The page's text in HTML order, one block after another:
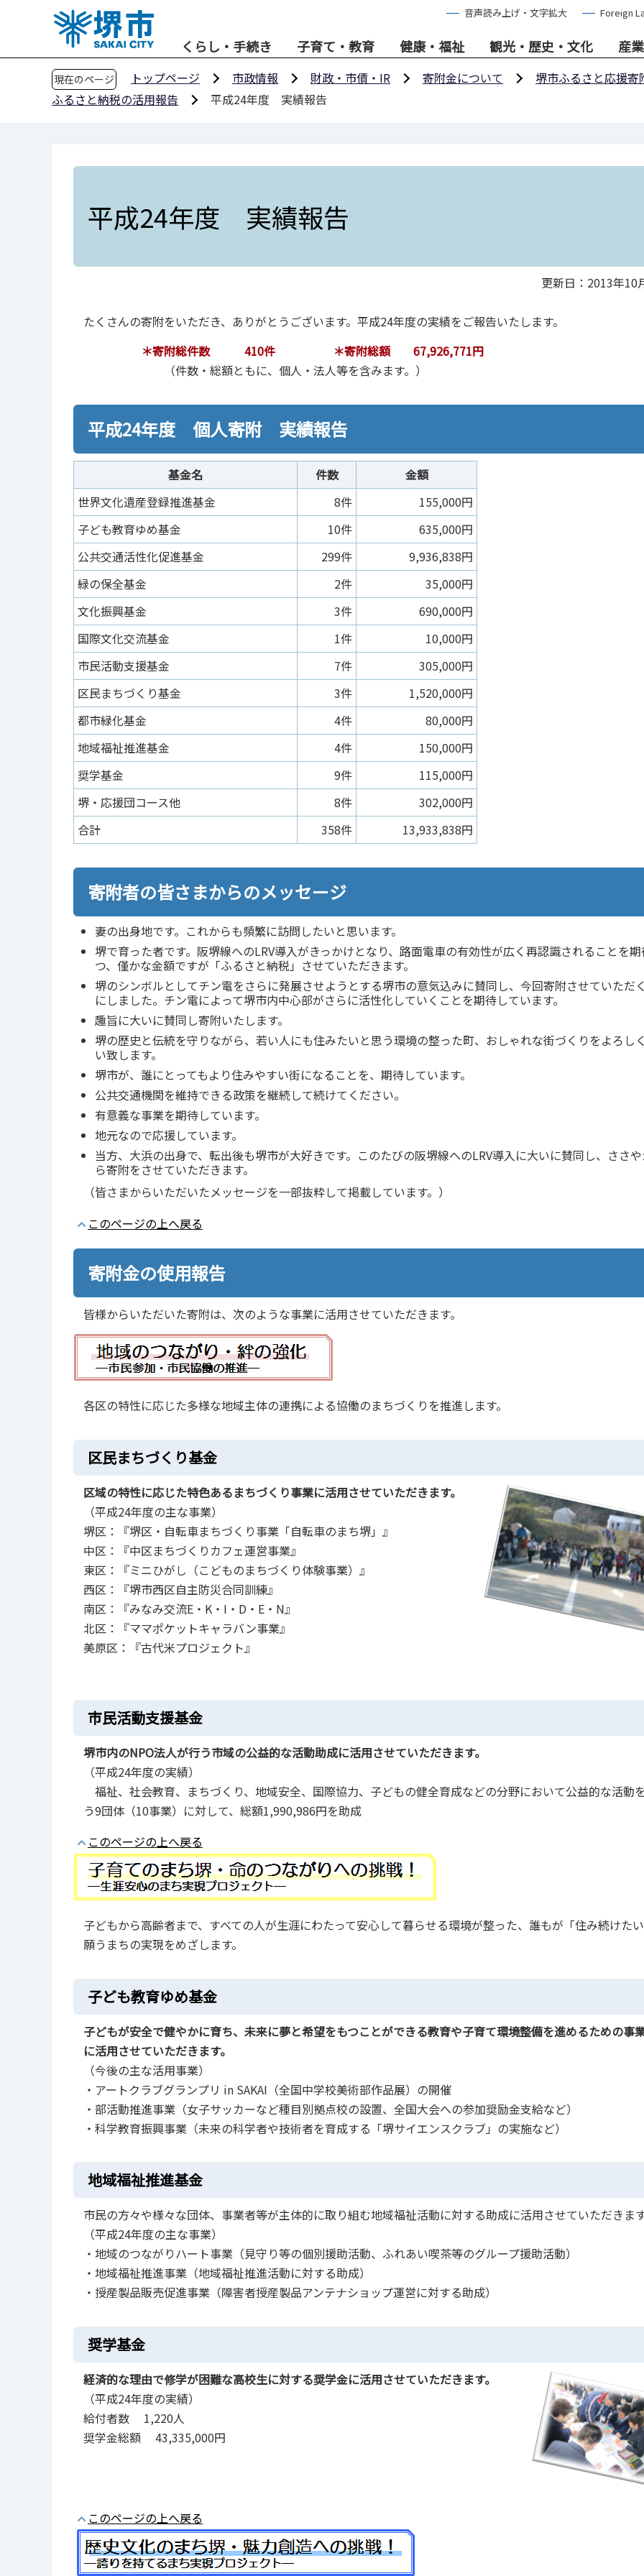
音声読み上げ・文字拡大 Foreign
くらし・手続き 子育て・教育 健康・福祉 観光・歴史・文化 産
現在のページ トップページ 市政情報 財政・市債・IR 寄附金について
堺市ふるさと応援
ふるさと納税の活用報告
平成24年度 実績報告
平成24年度 実績報告
更新日：2013年10
たくさんの寄附をいただき、ありがとうございます。平成24年度の実績をご報告いたします。
＊寄附総件数 410件 ＊寄附総額 67,926,771円
（件数・総額ともに、個人・法人等を含みます。）
平成24年度 個人寄附 実績報告
基金名 件数
金額
世界文化遺産登録推進基金
8件
155,000円
子ども教育ゆめ基金
10件
635,000円
公共交通活性化促進基金
299件
9,936,838円
緑の保全基金
2件
35,000円
文化振興基金
3件
690,000円
国際文化交流基金
1件
10,000円
市民活動支援基金
7件
305,000円
区民まちづくり基金
3件
1,520,000円
都市緑化基金
4件
80,000円
地域福祉推進基金
4件
150,000円
奨学基金
9件
115,000円
堺・応援団コース他
8件
302,000円
合計
358件 13,933,838円
寄附者の皆さまからのメッセージ
妻の出身地です。これからも頻繁に訪問したいと思います。
堺で育った者です。阪堺線へのLRV導入がきっかけとなり、路面電車の有効性が広く再認識されることを
つ、僅かな金額ですが「ふるさと納税」させていただきます。
堺のシンボルとしてチン電をさらに発展させようとする堺市の意気込みに賛同し、今回寄附させていただ
にしました。チン電によって堺市内中心部がさらに活性化していくことを期待しています。
趣旨に大いに賛同し寄附いたします。
堺の歴史と伝統を守りながら、若い人にも住みたいと思う環境の整った町、おしゃれな街づくりをよろし
い致します。
堺市が、誰にとってもより住みやすい街になることを、期待しています。
公共交通機関を維持できる政策を継続して続けてください。
有意義な事業を期待しています。
地元なので応援しています。
当方、大浜の出身で、転出後も堺市が大好きです。このたびの阪堺線へのLRV導入に大いに賛同し、ささ
ら寄附をさせていただきます。
（皆さまからいただいたメッセージを一部抜粋して掲載しています。）
このページの上へ戻る
寄附金の使用報告
皆様からいただいた寄附は、次のような事業に活用させていただきます。
各区の特性に応じた多様な地域主体の連携による協働のまちづくりを推進します。
区民まちづくり基金
区域の特性に応じた特色あるまちづくり事業に活用させていただきます。
（平成24年度の主な事業）
堺区：『堺区・自転車まちづくり事業「自転車のまち堺」』
中区：『中区まちづくりカフェ運営事業』
東区：『ミニひがし（こどものまちづくり体験事業）』
西区：『堺市西区自主防災合同訓練』
南区：『みなみ交流E・K・I・D・E・N』
北区：『ママポケットキャラバン事業』
美原区：『古代米プロジェクト』
市民活動支援基金
堺市内のNPO法人が行う市域の公益的な活動助成に活用させていただきます。
（平成24年度の実績）
福祉、社会教育、まちづくり、地域安全、国際協力、子どもの健全育成などの分野において公益的な活動
う9団体（10事業）に対して、総額1,990,986円を助成
このページの上へ戻る
子どもから高齢者まで、すべての人が生涯にわたって安心して暮らせる環境が整った、誰もが「住み続けた
願うまちの実現をめざします。
子ども教育ゆめ基金
子どもが安全で健やかに育ち、未来に夢と希望をもつことができる教育や子育て環境整備を進めるための事
に活用させていただきます。
（今後の主な活用事業）
・アートクラブグランプリ in SAKAI（全国中学校美術部作品展）の開催
・部活動推進事業（女子サッカーなど種目別拠点校の設置、全国大会への参加奨励金支給など）
・科学教育振興事業（未来の科学者や技術者を育成する「堺サイエンスクラブ」の実施など）
地域福祉推進基金
市民の方々や様々な団体、事業者等が主体的に取り組む地域福祉活動に対する助成に活用させていただきま
（平成24年度の主な事業）
・地域のつながりハート事業（見守り等の個別援助活動、ふれあい喫茶等のグループ援助活動）
・地域福祉推進事業（地域福祉推進活動に対する助成）
・授産製品販売促進事業（障害者授産製品アンテナショップ運営に対する助成）
奨学基金
経済的な理由で修学が困難な高校生に対する奨学金に活用させていただきます。
（平成24年度の実績）
給付者数 1,220人
奨学金総額 43,335,000円
このページの上へ戻る